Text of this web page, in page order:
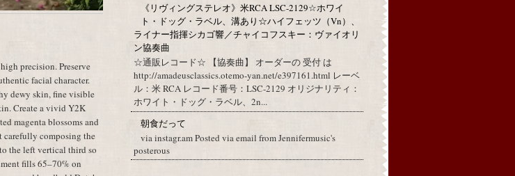
precision. Preserve
facial character.
dewy skin, fine visible
Create a vivid Y2K
magenta blossoms and
carefully composing the
the left vertical third so
fills 65–70% on
《リヴィングステレオ》米RCA LSC-2129☆ホワイ
ト・ドッグ・ラベル、溝あり☆ハイフェッツ（Vn）、
ライナー指揮シカゴ響／チャイコフスキー：ヴァイオリ
ン協奏曲
☆通販レコード☆ 【協奏曲】 オーダーの 受付 は
http://amadeusclassics.otemo-yan.net/e397161.html レーベ
ル：米 RCA レコード番号：LSC-2129 オリジナリティ：
ホワイト・ドッグ・ラベル、2n...
朝食だって
via instagr.am Posted via email from Jennifermusic's
posterous